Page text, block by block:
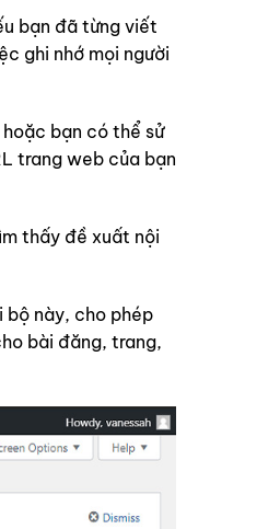
bạn đã từng viết
ghi nhớ mọi người
bạn có thể sử
trang web của bạn
thấy đề xuất nội
bộ này, cho phép
bài đăng, trang,